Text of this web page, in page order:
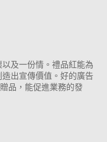
及一份情。禮品紅能為
出宣傳價值。好的廣告
品，能促進業務的發